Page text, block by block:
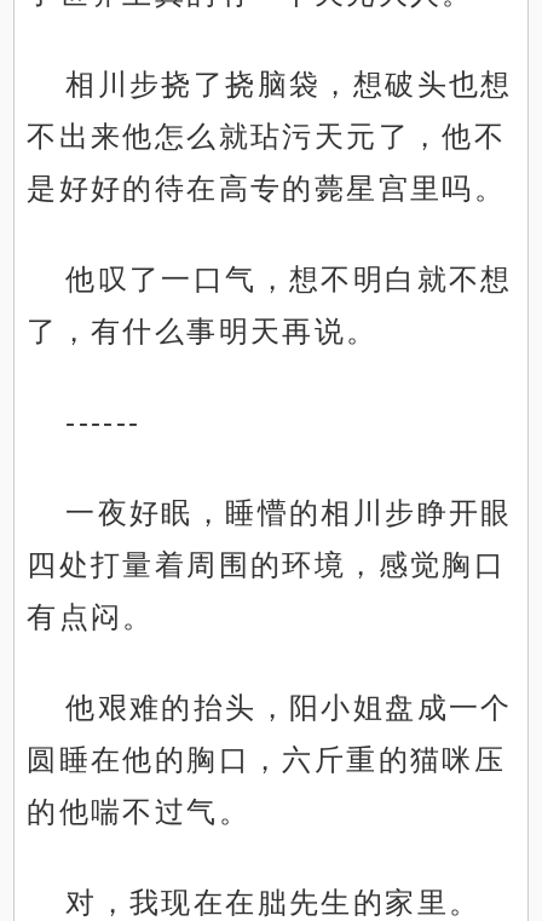
相川步挠了挠脑袋，想破头也想
不出来他怎么就玷污天元了，他不
是好好的待在高专的薨星宫里吗。
他叹了一口气，想不明白就不想
了，有什么事明天再说。
------
一夜好眠，睡懵的相川步睁开眼
四处打量着周围的环境，感觉胸口
有点闷。
他艰难的抬头，阳小姐盘成一个
圆睡在他的胸口，六斤重的猫咪压
的他喘不过气。
对，我现在在朏先生的家里。